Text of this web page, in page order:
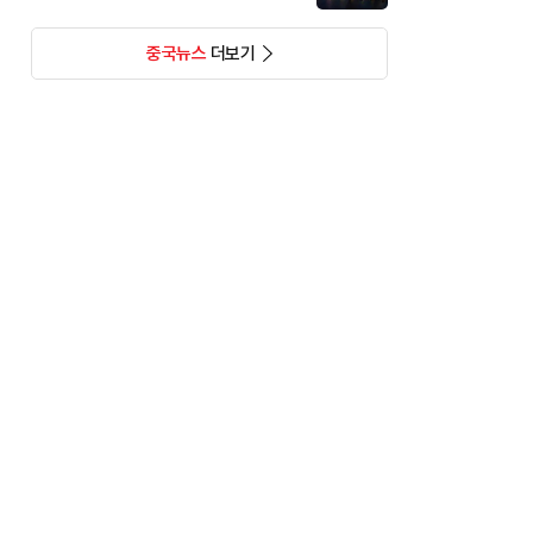
중국뉴스더보기